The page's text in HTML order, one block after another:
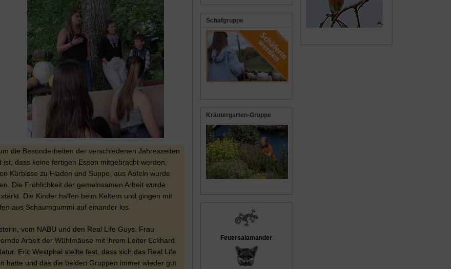
die Besonderheiten der verschiedenen Jahreszeiten
dass keine fertigen Essen mitgebracht werden,
Kürbisse zu Fladen und Suppe, aus Äpfeln wurde
Die Fröhlichkeit der gemeinsamen Arbeit wurde
Die Kinder halfen beim Keltern und gingen mit
aus Schaumgummi auf einander los.
vom NABU und den Real Life Guys. Frau
Arbeit der Wühlmäuse mit ihrem Leiter Eckhard
Eric Westphal stellte fest, dass sich das Real Life
hatte und das die beiden Gruppen immer wieder gut
Schafgruppe
Kräutergarten-Gruppe
Feuersalamander